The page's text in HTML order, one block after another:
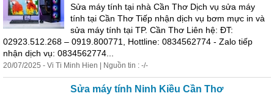
Sửa máy tính tại nhà Cần Thơ Dịch vụ sửa máy
tính tại Cần Thơ Tiếp nhận dịch vụ bơm mực in và
sửa máy tính tại TP. Cần Thơ Liên hệ: ĐT:
02923.512.268 – 0919.800771, Hottline: 0834562774 - Zalo tiếp
nhận dịch vụ: 0834562774...
20/07/2025 - Vi Ti Minh Hien | Nguồn tin : -/-
Sửa máy tính Ninh Kiều Cần Thơ